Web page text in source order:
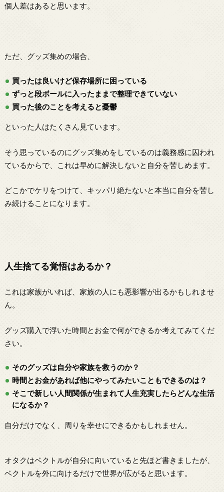
個人差はあると思います。
ただ、グッズ集めの場合、
買ったは良いけど保存場所に困っている
ずっと段ボールに入ったままで整理できていない
買った後のことを考えると憂鬱
といった人はたくさん見ています。
そう思っているのにグッズ集めをしているのは義務感に囚われ
ているからで、これは早めに解決しないと自分を苦しめます。
どこかでケリをつけて、キッパリ絶たないと本当に自分を苦し
み続けることになります。
人生捨てる覚悟はあるか？
これは家族がいれば、家族の人にも悪影響が出るかもしれませ
ん。
グッズ購入で浮いた時間とお金で何ができるか考えてみてくだ
さい。
そのグッズは自分や家族を救うのか？
時間とお金があれば他にやってみたいこともできるのは？
そこで新しい人間関係が生まれて人生充実したらどんな生活
になるか？
自分だけでなく、周りを幸せにできるかもしれません。
オタクはベクトルが自分に向いていると先ほど書きましたが、
ベクトルを外に向けるだけで世界が広がると思います。